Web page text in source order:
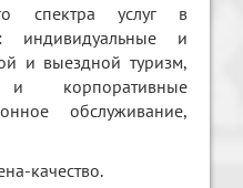
спектра услуг в
индивидуальные и
и выездной туризм,
корпоративные
обслуживание,
качество.